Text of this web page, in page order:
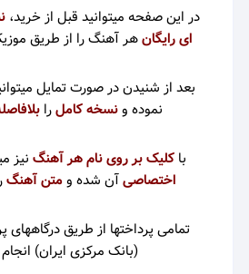
در این صفحه میتوانید قبل از خرید،
ای رایگانهر آهنگ را از طریق
بعد از شنیدن در صورت تمایل
نموده ونسخه کاملرا
با کلیک بر روی نام هر آهنگ نیز
اختصاصیآن شده ومتن آهنگ
تمامی پرداختها از طریق
(بانک مرکزی ایران)